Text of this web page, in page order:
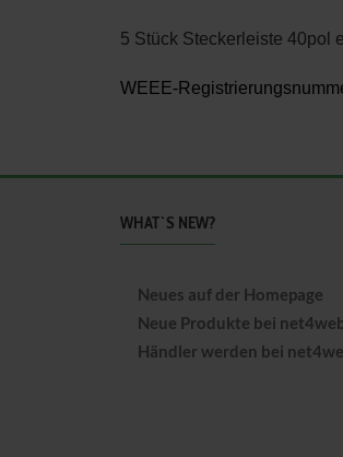
5 Stück Steckerleiste 40pol
WEEE-
WHAT`S NEW?
Neues auf der Homepage
Neue Produkte bei
Händler werden bei